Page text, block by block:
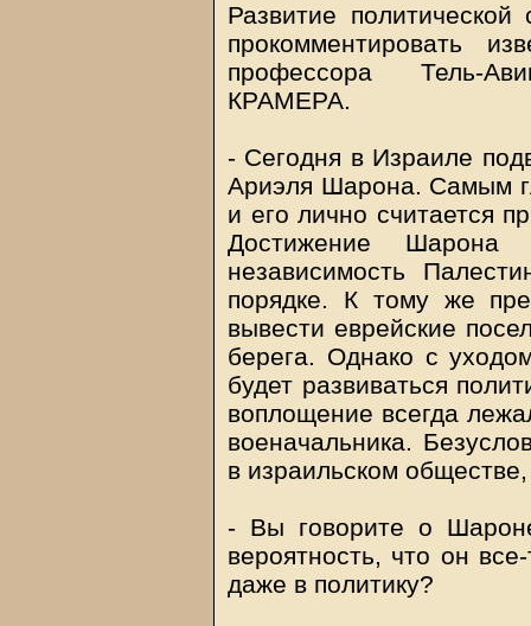
Развитие
прокомментировать
профессора Тель-
КРАМЕРА.
- Сегодня в Израиле
Ариэля Шарона. Самым
и его лично считается
Достижение
независимость
порядке. К тому же
вывести еврейские
берега. Однако с
будет развиваться
воплощение всегда
военачальника.
в израильском
- Вы говорите о
вероятность, что он
даже в политику?